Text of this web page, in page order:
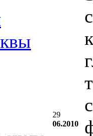
29
06.2010